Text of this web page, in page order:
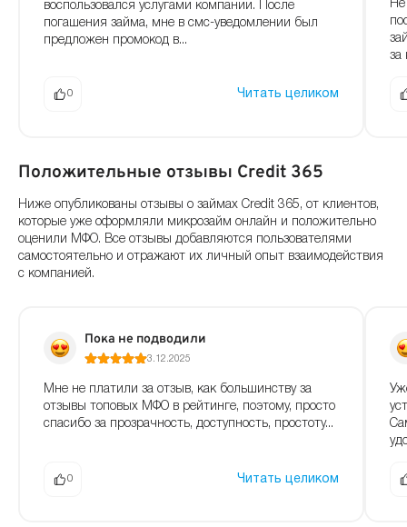
воспользовался услугами компании. После
погашения займа, мне в смс-уведомлении был
предложен промокод в...
0 Читать целиком
за
Положительные отзывы Credit 365
Ниже опубликованы отзывы о займах Credit 365, от клиентов,
которые уже оформляли микрозайм онлайн и положительно
оценили МФО. Все отзывы добавляются пользователями
самостоятельно и отражают их личный опыт взаимодействия
с компанией.
Пока не подводили
3.12.2025
Мне не платили за отзыв, как большинству за
отзывы топовых МФО в рейтинге, поэтому, просто
спасибо за прозрачность, доступность, простоту...
0 Читать целиком